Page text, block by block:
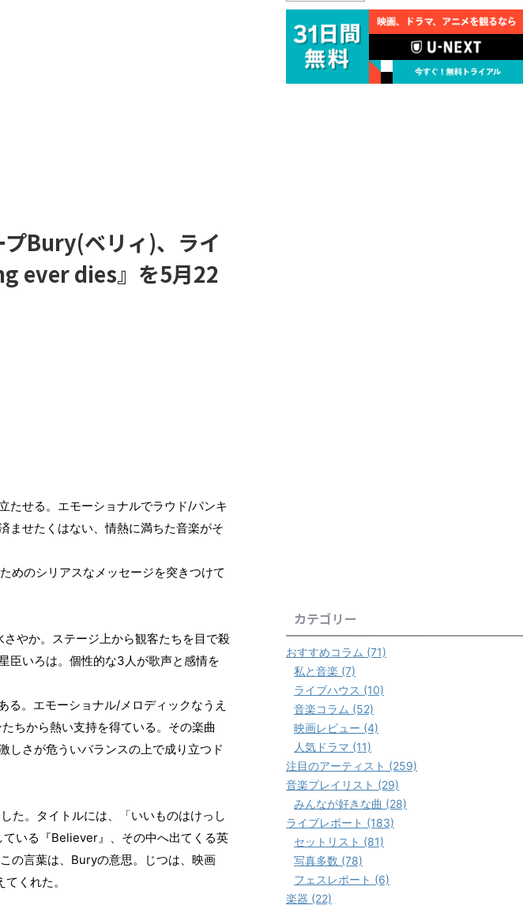
Bury(ベリィ)、ライ
ever dies』を5月22
たせる。エモーショナルでラウド/パンキ
ませたくはない、情熱に満ちた音楽がそ
めのシリアスなメッセージを突きつけて
やか。ステージ上から観客たちを目で殺
臣いろは。個性的な3人が歌声と感情を
る。エモーショナル/メロディックなうえ
ちから熱い支持を得ている。その楽曲
しさが危ういバランスの上で成り立つド
た。タイトルには、「いいものはけっし
ている『Believer』、その中へ出てくる英
の言葉は、 Buryの意思。じつは、映画
てくれた。
カテゴリー
おすすめコラム (71)
私と音楽 (7)
ライブハウス (10)
音楽コラム (52)
映画レビュー (4)
人気ドラマ (11)
注目のアーティスト (259)
音楽プレイリスト (29)
みんなが好きな曲 (28)
ライブレポート (183)
セットリスト (81)
写真多数 (78)
フェスレポート (6)
楽器 (22)